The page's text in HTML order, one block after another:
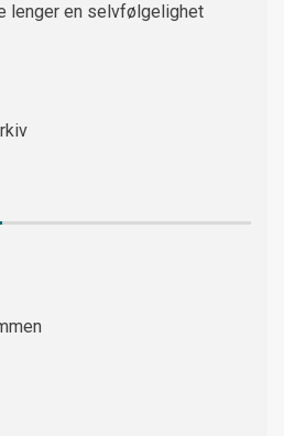
lenger en selvfølgelighet